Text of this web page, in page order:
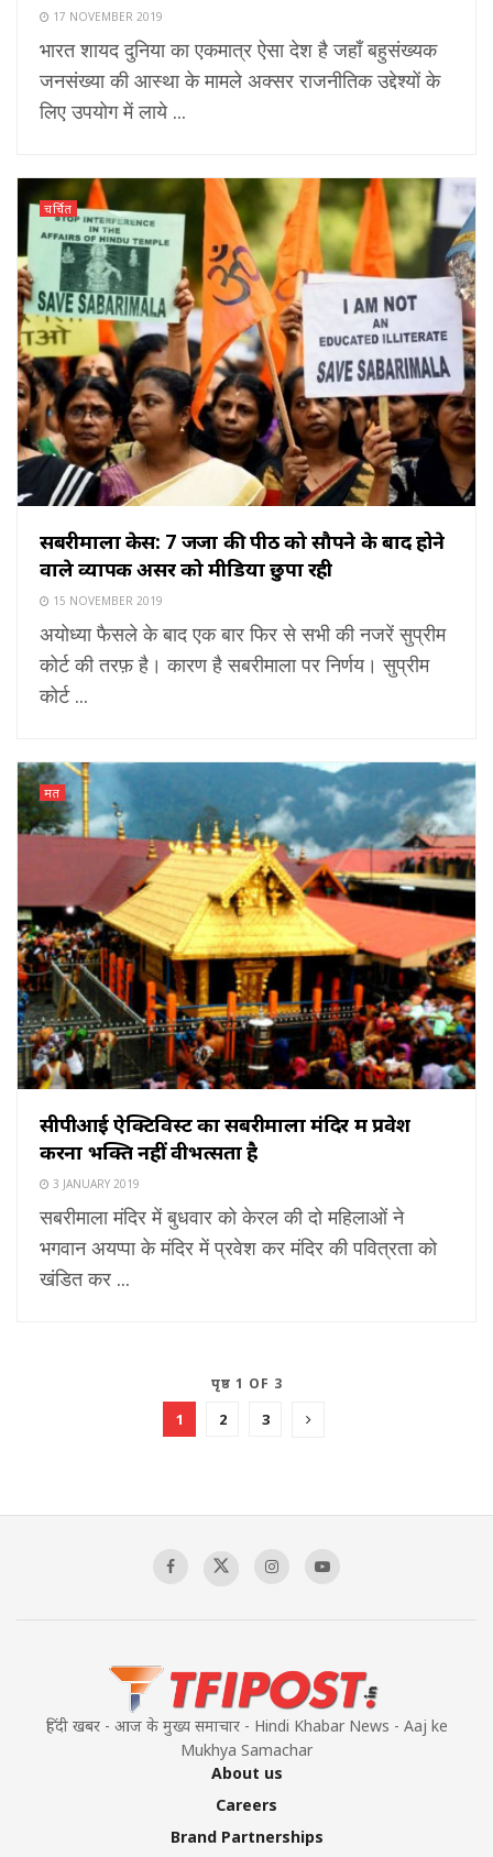
17 NOVEMBER 2019
भारत शायद दुनिया का एकमात्र ऐसा देश है जहाँ बहुसंख्यक
जनसंख्या की आस्था के मामले अक्सर राजनीतिक उद्देश्यों के
लिए उपयोग में लाये ...
चर्चित
सबरीमाला केस: 7 जजों की पीठ को सौपने के बाद होने
वाले व्यापक असर को मीडिया छुपा रही
15 NOVEMBER 2019
अयोध्या फैसले के बाद एक बार फिर से सभी की नजरें सुप्रीम
कोर्ट की तरफ़ है। कारण है सबरीमाला पर निर्णय। सुप्रीम
कोर्ट ...
मत
सीपीआई ऐक्टिविस्ट का सबरीमाला मंदिर में प्रवेश
करना भक्ति नहीं वीभत्सता है
3 JANUARY 2019
सबरीमाला मंदिर में बुधवार को केरल की दो महिलाओं ने
भगवान अयप्पा के मंदिर में प्रवेश कर मंदिर की पवित्रता को
खंडित कर ...
पृष्ठ 1 OF 3
1 2 3
हिंदी खबर - आज के मुख्य समाचार - Hindi Khabar News - Aaj ke
Mukhya Samachar
About us
Careers
Brand Partnerships